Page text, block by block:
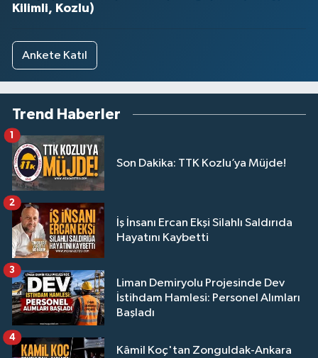
Kilimli, Kozlu)
Ankete Katıl
Trend Haberler
Son Dakika: TTK Kozlu’ya Müjde!
1
İş İnsanı Ercan Ekşi Silahlı Saldırıda
Hayatını Kaybetti
2
Liman Demiryolu Projesinde Dev
İstihdam Hamlesi: Personel Alımları
Başladı
3
Kâmil Koç'tan Zonguldak-Ankara
4